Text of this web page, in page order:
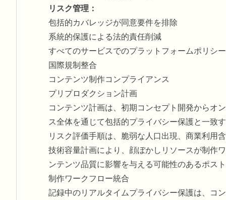
リスク管理：
包括的カバレッジが同意要件を排除
系統的保護による法的責任削減
すべてのサービスでのプラットフォームポリシ
国際規制整合
コンテンツ制作コンプライアンス
プリプロダクション計画
コンテンツ計画は、初期コンセプト開発からオ
ス全体を通じて包括的プライバシー保護と一致
リスク評価手順は、脆弱な人口出現、商業利用
技術容量計画により、顔ぼかしリソースが制作
ンテンツ品質に影響を与える可能性のあるポス
制作ワークフロー統合
記録中のリアルタイムプライバシー保護は、コ